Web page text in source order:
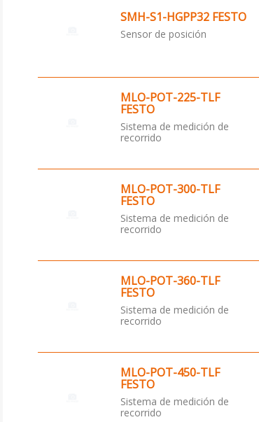
SMH-S1-HGPP32 FESTO
Sensor de posición
MLO-POT-225-TLF
FESTO
Sistema de medición de
recorrido
MLO-POT-300-TLF
FESTO
Sistema de medición de
recorrido
MLO-POT-360-TLF
FESTO
Sistema de medición de
recorrido
MLO-POT-450-TLF
FESTO
Sistema de medición de
recorrido